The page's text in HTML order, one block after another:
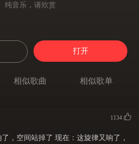
纯音乐，请欣赏
打开
相似歌曲 相似歌单
1134
，空间站掉了 现在：这旋律又响了，